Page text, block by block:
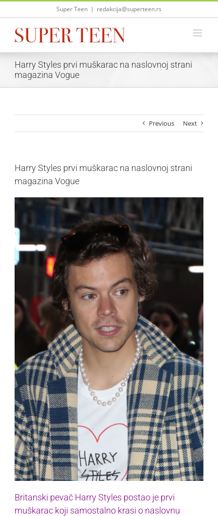
Skip
Super Teen | redakcija@superteen.rs
Harry Styles prvi muškarac na naslovnoj strani
magazina Vogue
Previous Next
Harry Styles prvi muškarac na naslovnoj strani
magazina Vogue
Britanski pevač Harry Styles postao je prvi
muškarac koji samostalno krasi o naslovnu